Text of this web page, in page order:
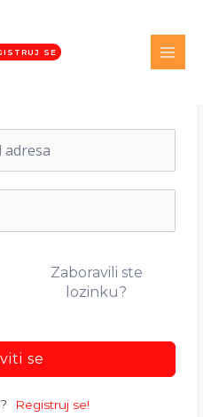
SE
Zaboravili ste
lozinku?
se
Registruj se!